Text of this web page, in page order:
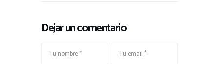
Dejar un comentario